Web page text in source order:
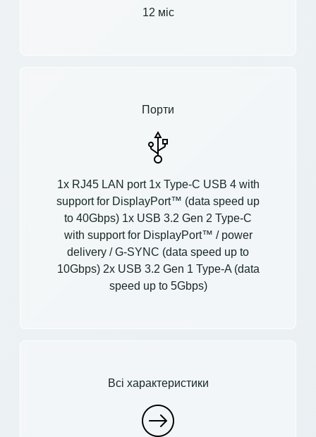
12 міс
Порти
1x RJ45 LAN port 1x Type-C USB 4 with
support for DisplayPort™ (data speed up
to 40Gbps) 1x USB 3.2 Gen 2 Type-C
with support for DisplayPort™ / power
delivery / G-SYNC (data speed up to
10Gbps) 2x USB 3.2 Gen 1 Type-A (data
speed up to 5Gbps)
Всі характеристики